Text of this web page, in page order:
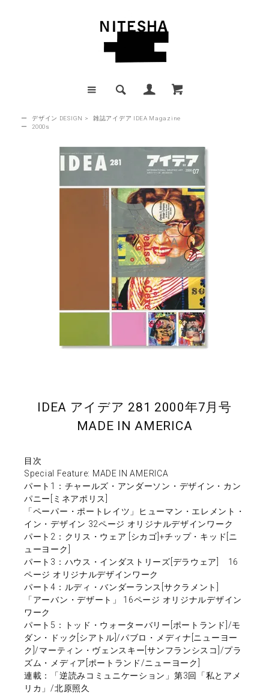
ー デザイン DESIGN >
雑誌アイデア IDEA Magazine
ー
2000s
IDEA アイデア 281 2000年7月号
MADE IN AMERICA
目次
Special Feature: MADE IN AMERICA
パート1：チャールズ・アンダーソン・デザイン・カン
パニー[ミネアポリス]
「ペーパー・ポートレイツ」ヒューマン・エレメント・
イン・デザイン 32ページ オリジナルデザインワーク
パート2：クリス・ウェア [シカゴ]+チップ・キッド[ニ
ューヨーク]
パート3：ハウス・インダストリーズ[デラウェア] 16
ページ オリジナルデザインワーク
パート4：ルディ・バンダーランス[サクラメント]
「アーバン・デザート」 16ページ オリジナルデザイン
ワーク
パート5：トッド・ウォーターバリー[ポートランド]/モ
ダン・ドック[シアトル]/パブロ・メディナ[ニューヨー
ク]/マーティン・ヴェンスキー[サンフランシスコ]/プラ
ズム・メディア[ポートランド/ニューヨーク]
連載：「逆読みコミュニケーション」第3回「私とアメ
リカ」/北原照久